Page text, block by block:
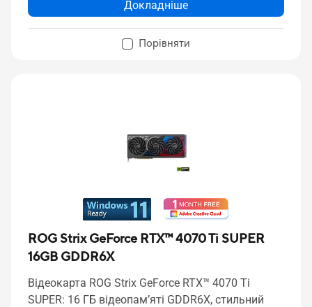
Докладніше
Порівняти
ROG Strix GeForce RTX™ 4070 Ti SUPER
16GB GDDR6X
Відеокарта ROG Strix GeForce RTX™ 4070 Ti
SUPER: 16 ГБ відеопам’яті GDDR6X, стильний